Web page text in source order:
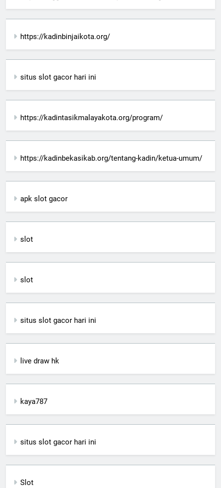
https://kadinbinjaikota.org/
situs slot gacor hari ini
https://kadintasikmalayakota.org/program/
https://kadinbekasikab.org/tentang-kadin/ketua-umum/
apk slot gacor
slot
slot
situs slot gacor hari ini
live draw hk
kaya787
situs slot gacor hari ini
Slot